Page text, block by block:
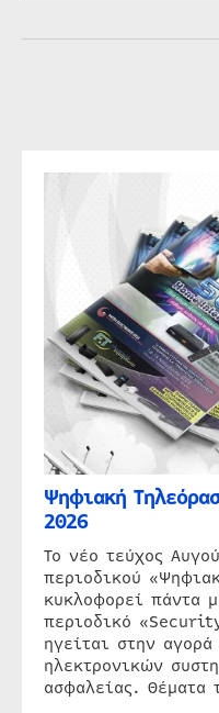
Ψηφιακή
2026
Το νέο τεύχος
περιοδικού
κυκλοφορεί πάντα
περιοδικό
ηγείται στην
ηλεκτρονικών
ασφαλείας. Θέματα